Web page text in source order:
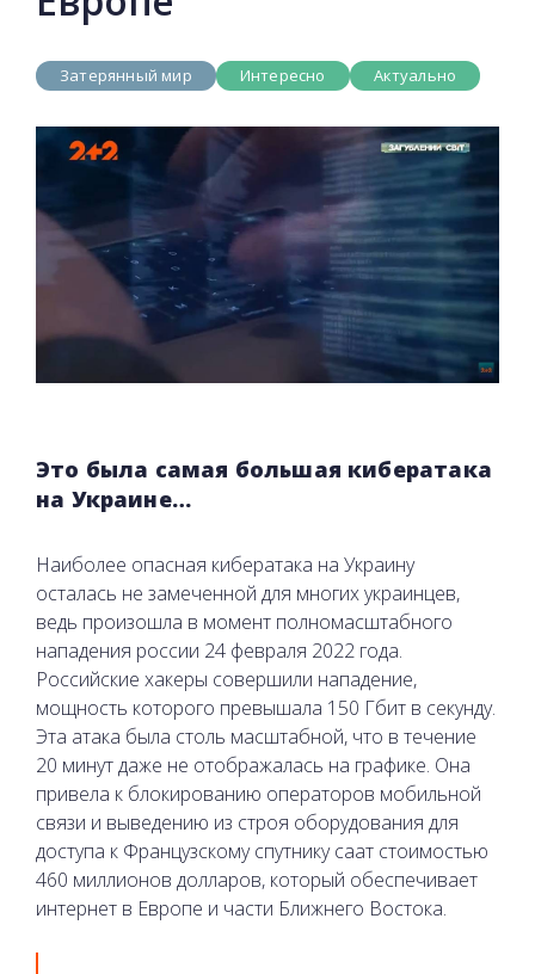
Затерянный мир Интересно Актуально
Это была самая большая кибератака
на Украине…
Наиболее опасная кибератака на Украину
осталась не замеченной для многих украинцев,
ведь произошла в момент полномасштабного
нападения россии 24 февраля 2022 года.
Российские хакеры совершили нападение,
мощность которого превышала 150 Гбит в секунду.
Эта атака была столь масштабной, что в течение
20 минут даже не отображалась на графике. Она
привела к блокированию операторов мобильной
связи и выведению из строя оборудования для
доступа к Французскому спутнику саат стоимостью
460 миллионов долларов, который обеспечивает
интернет в Европе и части Ближнего Востока.